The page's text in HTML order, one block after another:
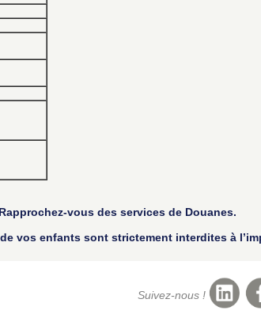
vous des services de Douanes.
vos enfants sont strictement interdites à
Suivez-nous !